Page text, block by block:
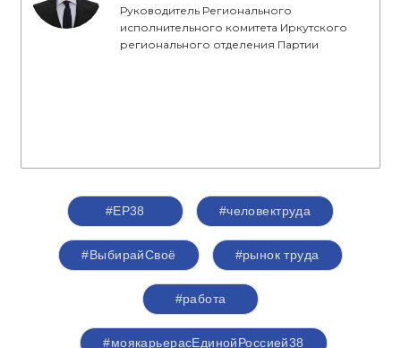
Руководитель Регионального
исполнительного комитета Иркутского
регионального отделения Партии
#ЕР38 #человектруда
#ВыбирайСвоё #рынок труда
#работа
#моякарьерасЕдинойРоссией38